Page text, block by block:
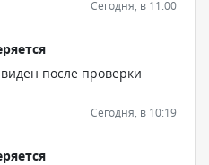
Сегодня, в 11:00
после проверки
Сегодня, в 10:19